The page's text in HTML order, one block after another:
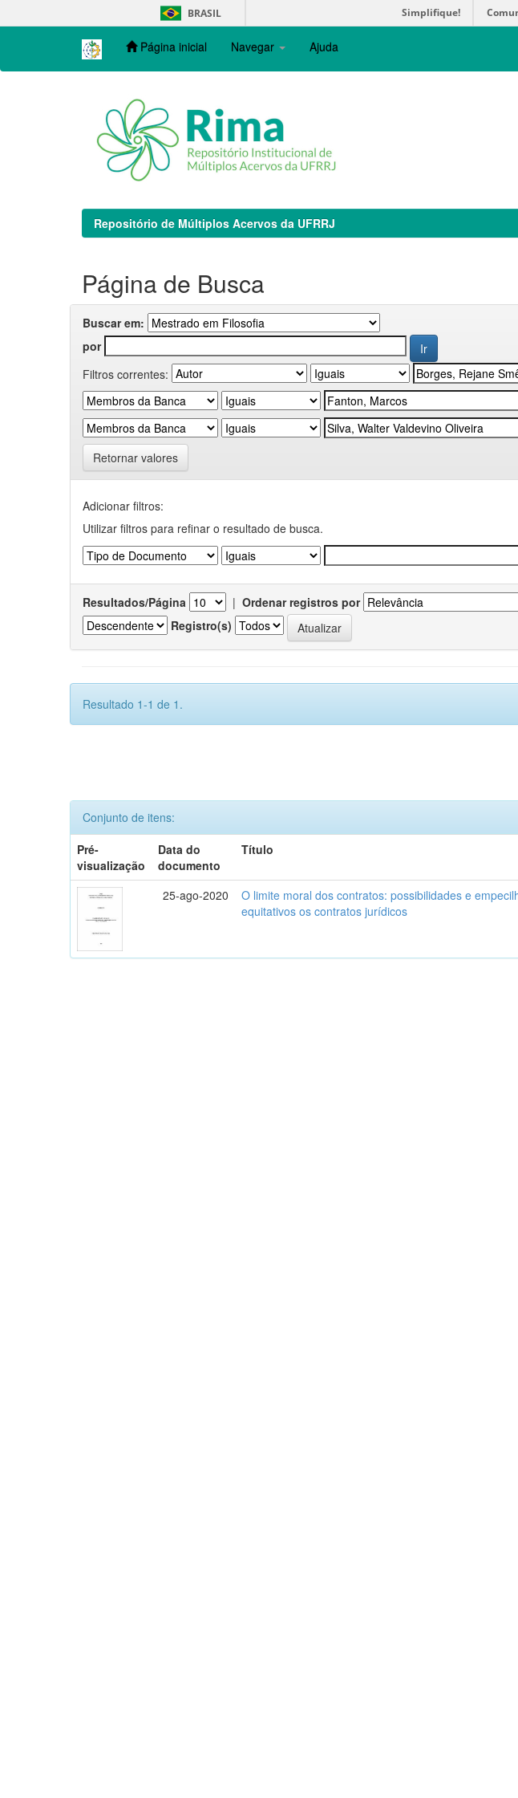
navigation
BRASIL Simplifique!
Página inicial Navegar Ajuda
Repositório de Múltiplos Acervos da UFRRJ
Página de Busca
Buscar em:
por
Filtros correntes:
Retornar valores
Adicionar filtros:
Utilizar filtros para refinar o resultado de busca.
Resultados/Página | Ordenar registros por
Registro(s)
Resultado 1-1 de 1.
Conjunto de itens:
Pré-
visualização
Data do
documento
Título
25-ago-2020
O limite moral dos contratos: possibilidades e
equitativos os contratos jurídicos